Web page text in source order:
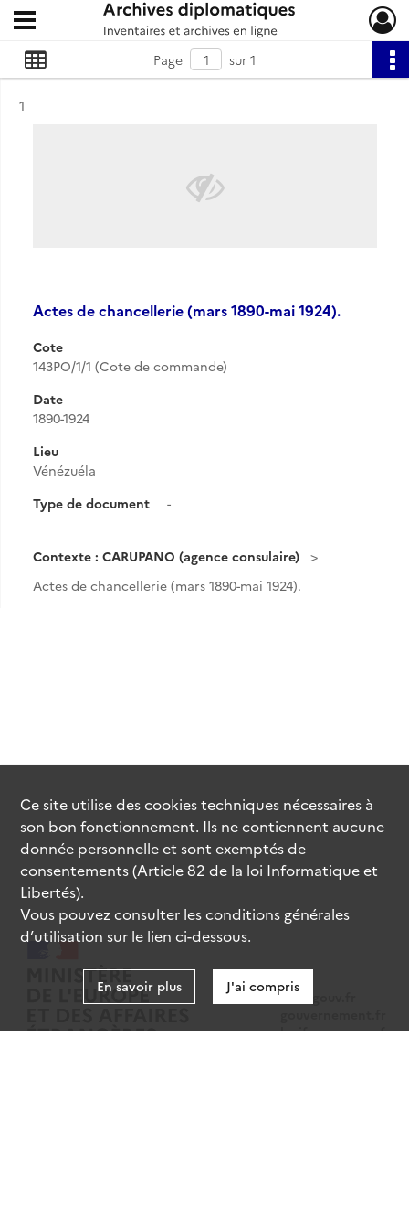
Archives diplomatiques
Ouvrir le menu déroulant
Page sur 1
Résultat n°
1
Actes de chancellerie (mars 1890-mai 1924).
Cote
143PO/1/1 (Cote de commande)
Date
1890-1924
Lieu
Vénézuéla
Type de document
-
Contexte : CARUPANO (agence consulaire)
Actes de chancellerie (mars 1890-mai 1924).
data.gouv.fr
legifrance.gouv.fr
Ce site utilise descookiestechniques nécessaires à
son bon fonctionnement. Ils ne contiennent aucune
donnée personnelle et sont exemptés de
consentements (Article 82 de la loi Informatique et
Libertés).
Vous pouvez consulter les conditions générales
d’utilisation sur le lien ci-dessous.
En savoir plus J'ai compris